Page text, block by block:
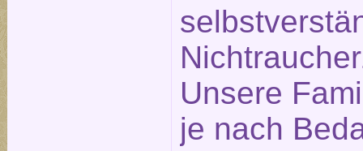
Unsere
je nach